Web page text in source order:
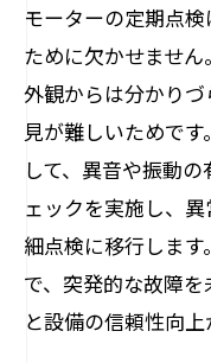
定期点検
モーター
見
記録管理
響
点検履歴
モーター
モーターの安
ル
モーターの定期点
ために欠かせませ
外観からは分かり
見が難しいためで
して、異音や振動
ェックを実施し、
細点検に移行しま
で、突発的な故障
と設備の信頼性向上